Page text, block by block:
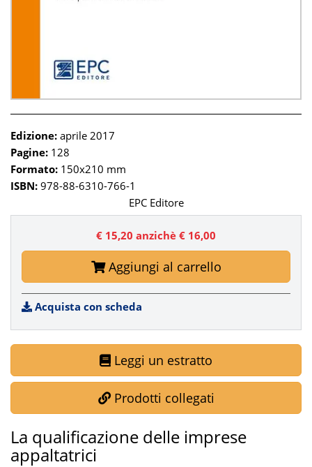
Edizione: aprile 2017
Pagine: 128
Formato: 150x210 mm
ISBN: 978-88-6310-766-1
EPC Editore
€ 15,20 anzichè € 16,00
Aggiungi al carrello
Acquista con scheda
Leggi un estratto
Prodotti collegati
La qualificazione delle imprese
appaltatrici